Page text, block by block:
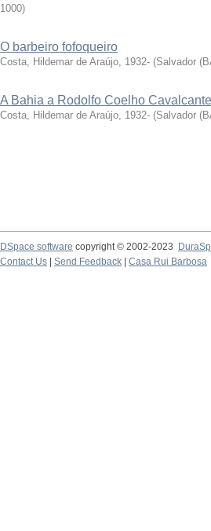
1000)
O barbeiro fofoqueiro
Costa, Hildemar de Araújo, 1932- (Salvador
A Bahia a Rodolfo Coelho Cavalcante
Costa, Hildemar de Araújo, 1932- (Salvador
DSpace software copyright © 2002-2023
Contact Us
Send Feedback Casa Rui Barbosa